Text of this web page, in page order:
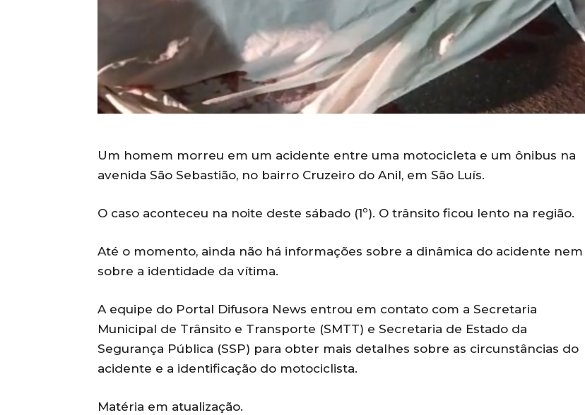
Um homem morreu em um acidente entre uma motocicleta e um ônibus na
avenida São Sebastião, no bairro Cruzeiro do Anil, em São Luís.
O caso aconteceu na noite deste sábado (1º). O trânsito ficou lento na região.
Até o momento, ainda não há informações sobre a dinâmica do acidente nem
sobre a identidade da vítima.
A equipe do Portal Difusora News entrou em contato com a Secretaria
Municipal de Trânsito e Transporte (SMTT) e Secretaria de Estado da
Segurança Pública (SSP) para obter mais detalhes sobre as circunstâncias do
acidente e a identificação do motociclista.
Matéria em atualização.